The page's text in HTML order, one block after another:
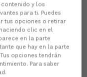
y los
para ti. Puedes
tus opciones o retirar
clic en el
en la parte
que hay en la parte
opciones tendrán
Para saber